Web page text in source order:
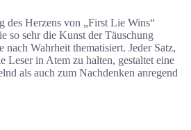
des Herzens von „First Lie Wins“
so sehr die Kunst der Täuschung
nach Wahrheit thematisiert. Jeder Satz,
Leser in Atem zu halten, gestaltet eine
als auch zum Nachdenken anregend